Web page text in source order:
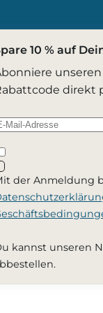
10 % auf
direkt
der Anmeldung
kannst unseren